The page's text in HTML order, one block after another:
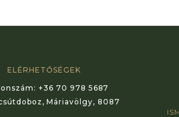
ELÉRHETŐSÉGEK
+36 70 978 5687
Máriavölgy, 8087